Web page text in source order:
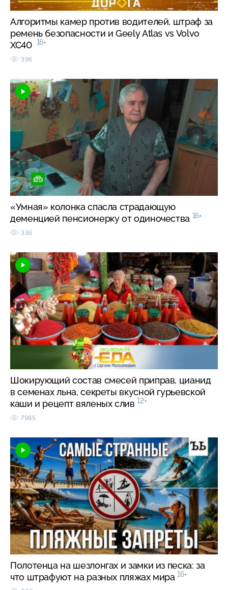
Алгоритмы камер против водителей, штраф за
ремень безопасности и Geely Atlas vs Volvo
XC40 16+
396
«Умная» колонка спасла страдающую
деменцией пенсионерку от одиночества 16+
336
Шокирующий состав смесей приправ, цианид
в семенах льна, секреты вкусной гурьевской
каши и рецепт вяленых слив 12+
7985
Полотенца на шезлонгах и замки из песка: за
что штрафуют на разных пляжах мира 16+